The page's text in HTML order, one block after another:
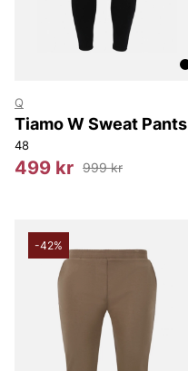
Q
Tiamo W Sweat Pants
48
499 kr 999 kr
-42%